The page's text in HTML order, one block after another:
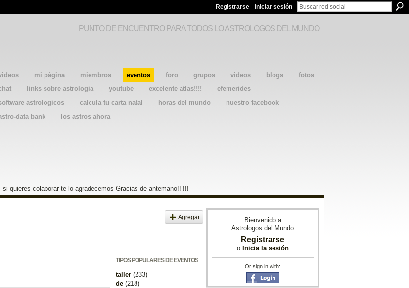
Registrarse Iniciar sesión
mi página miembros eventos foro grupos videos blogs
fotos
links sobre astrologia youtube excelente atlas!!!!
efemerides
astrologicos
calcula tu carta natal horas del mundo
nuestro facebook
data bank
los astros ahora
PUNTO DE ENCUENTRO PARA TODOS LO ASTROLOGOS DEL MUNDO
quieres colaborar te lo agradecemos Gracias de antemano!!!!!!
Agregar
TIPOS POPULARES DE EVENTOS
taller (233)
de (218)
Bienvenido a
Astrologos del Mundo
Registrarse
o Inicia la sesión
Or sign in with: